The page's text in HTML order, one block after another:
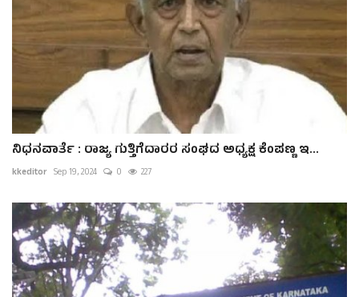
ನಿಧನವಾರ್ತೆ : ರಾಜ್ಯ ಗುತ್ತಿಗೆದಾರರ ಸಂಘದ ಅಧ್ಯಕ್ಷ ಕೆಂಪಣ್ಣ ಇ...
kkeditor Sep 19, 2024 0 227